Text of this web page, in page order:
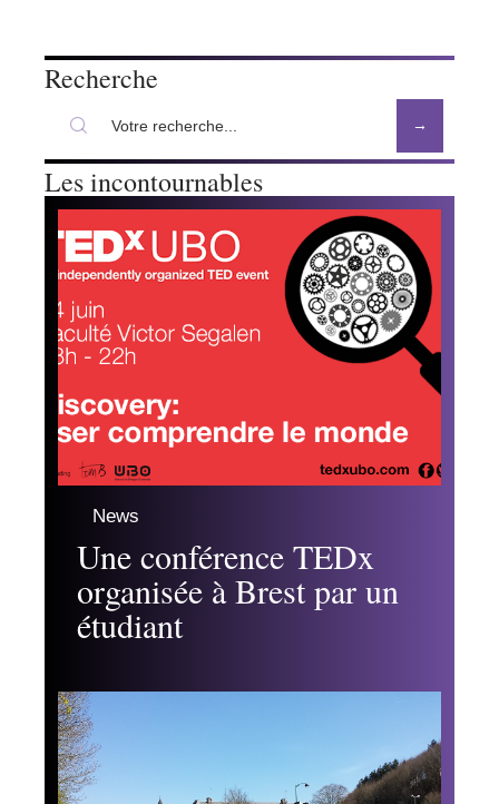
Recherche
Les incontournables
News
Une conférence TEDx
organisée à Brest par un
étudiant